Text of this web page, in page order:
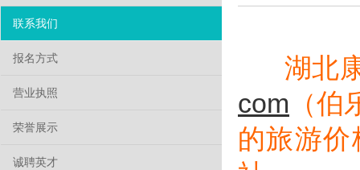
联系我们
报名方式
营业执照
荣誉展示
诚聘英才
湖北康
com （
的旅游